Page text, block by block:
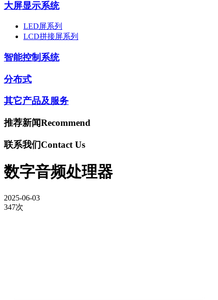
大屏显示系统
LED屏系列
LCD拼接屏系列
智能控制系统
分布式
其它产品及服务
推荐新闻Recommend
联系我们Contact Us
数字音频处理器
2025-06-03
347次